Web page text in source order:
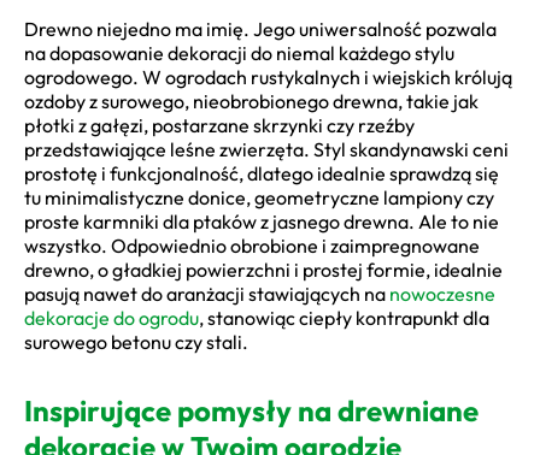
Drewno niejedno ma imię. Jego uniwersalność pozwala
na dopasowanie dekoracji do niemal każdego stylu
ogrodowego. W ogrodach rustykalnych i wiejskich królują
ozdoby z surowego, nieobrobionego drewna, takie jak
płotki z gałęzi, postarzane skrzynki czy rzeźby
przedstawiające leśne zwierzęta. Styl skandynawski ceni
prostotę i funkcjonalność, dlatego idealnie sprawdzą się
tu minimalistyczne donice, geometryczne lampiony czy
proste karmniki dla ptaków z jasnego drewna. Ale to nie
wszystko. Odpowiednio obrobione i zaimpregnowane
drewno, o gładkiej powierzchni i prostej formie, idealnie
pasują nawet do aranżacji stawiających na nowoczesne
dekoracje do ogrodu, stanowiąc ciepły kontrapunkt dla
surowego betonu czy stali.
Inspirujące pomysły na drewniane
dekoracje w Twoim ogrodzie